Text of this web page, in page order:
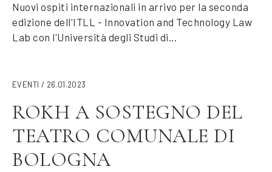
Nuovi ospiti internazionali in arrivo per la seconda
edizione dell'ITLL - Innovation and Technology Law
Lab con l'Università degli Studi di...
EVENTI / 26.01.2023
ROKH A SOSTEGNO DEL
TEATRO COMUNALE DI
BOLOGNA